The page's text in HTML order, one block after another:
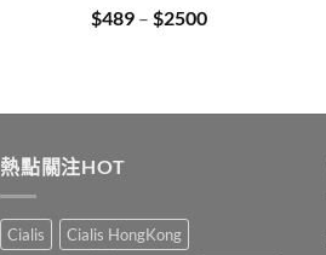
$489 – $2500Price
$2500
熱點關注HOT
Cialis
Cialis HongKong